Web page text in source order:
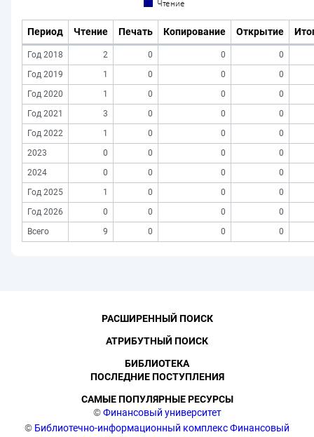
Период Чтение Печать Копирование Открытие
Год 2018 2 0 0
0
Год 2019
1 0 0
0
Год 2020
1 0 0
0
Год 2021
3 0 0
0
Год 2022
1 0 0
0
2023
0 0 0
0
2024
0 0 0
0
Год 2025
1 0 0
0
Год 2026
0 0 0
0
Всего
9 0 0 0
©Финансовый университет
© Библиотечно-информационный комплекс Финансовый
РАСШИРЕННЫЙ ПОИСК
АТРИБУТНЫЙ ПОИСК
БИБЛИОТЕКА
ПОСЛЕДНИЕ ПОСТУПЛЕНИЯ
САМЫЕ ПОПУЛЯРНЫЕ РЕСУРСЫ